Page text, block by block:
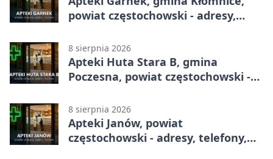
powiat częstochowski - adresy,
8 sierpnia 2026
Apteki Huta Stara B, gmina
Poczesna, powiat częstochowski -
8 sierpnia 2026
Apteki Janów, powiat
częstochowski - adresy, telefony,